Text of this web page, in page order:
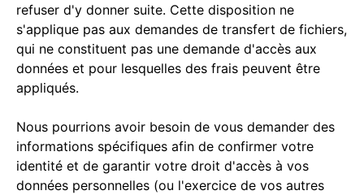
refuser d'y donner suite. Cette disposition ne
s'applique pas aux demandes de transfert de fichiers,
qui ne constituent pas une demande d'accès aux
données et pour lesquelles des frais peuvent être
appliqués.
Nous pourrions avoir besoin de vous demander des
informations spécifiques afin de confirmer votre
identité et de garantir votre droit d'accès à vos
données personnelles (ou l'exercice de vos autres